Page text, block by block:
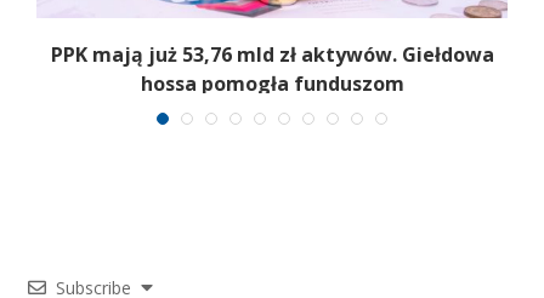
PPK mają już 53,76 mld zł aktywów. Giełdowa
hossa pomogła funduszom
Subscribe